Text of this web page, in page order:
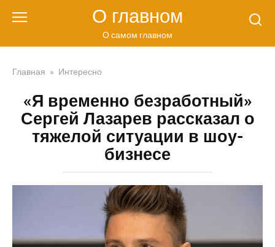
О главном
О самом главном
Главная » Интересно
«Я временно безработный»
Сергей Лазарев рассказал о
тяжелой ситуации в шоу-
бизнесе